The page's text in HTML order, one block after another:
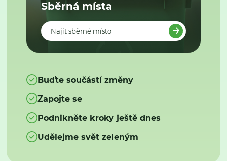
Sběrná místa
Najít sběrné místo
Buďte součástí změny
Zapojte se
Podnikněte kroky ještě dnes
Udělejme svět zeleným